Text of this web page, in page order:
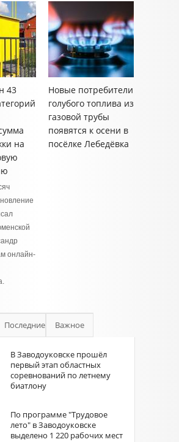
43
на
онлайн-
Новые потребители
голубого топлива из
газовой трубы
появятся к осени в
посёлке Лебедёвка
Последние Важное
В Заводоуковске прошёл
первый этап областных
соревнований по летнему
биатлону
По программе "Трудовое
лето" в Заводоуковске
выделено 1 220 рабочих мест